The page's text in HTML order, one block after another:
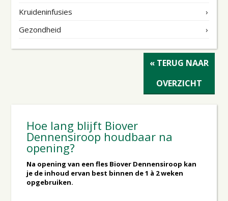
Kruideninfusies
Gezondheid
« TERUG NAAR
OVERZICHT
Hoe lang blijft Biover
Dennensiroop houdbaar na
opening?
Na opening van een fles Biover Dennensiroop kan
je de inhoud ervan best binnen de 1 à 2 weken
opgebruiken.